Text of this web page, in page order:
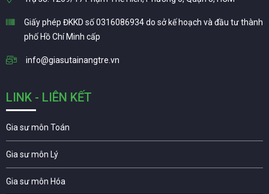
Giấy phép ĐKKD số 0316086934 do sở kế hoạch và đầu tư thành
phố Hồ Chí Minh cấp
info@giasutainangtre.vn
LINK - LIÊN KẾT
Gia sư môn Toán
Gia sư môn Lý
Gia sư môn Hóa